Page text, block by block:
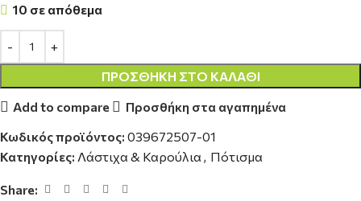
10 σε απόθεμα
ΠΡΟΣΘΉΚΗ ΣΤΟ ΚΑΛΆΘΙ
Add to compare
Προσθήκη στα αγαπημένα
Κωδικός προϊόντος: 039672507-01
Κατηγορίες: Λάστιχα & Καρούλια , Πότισμα
Share: